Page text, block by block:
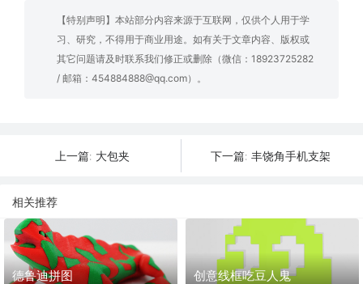
【特别声明】本站部分内容来源于互联网，仅供个人用于学
习、研究，不得用于商业用途。如有关于文章内容、版权或
其它问题请及时联系我们修正或删除（微信：18923725282
/ 邮箱：454884888@qq.com）。
上一篇: 大包夹 下一篇: 丰饶角手机支架
相关推荐
德鲁迪拼图 创意线框吃豆人鬼